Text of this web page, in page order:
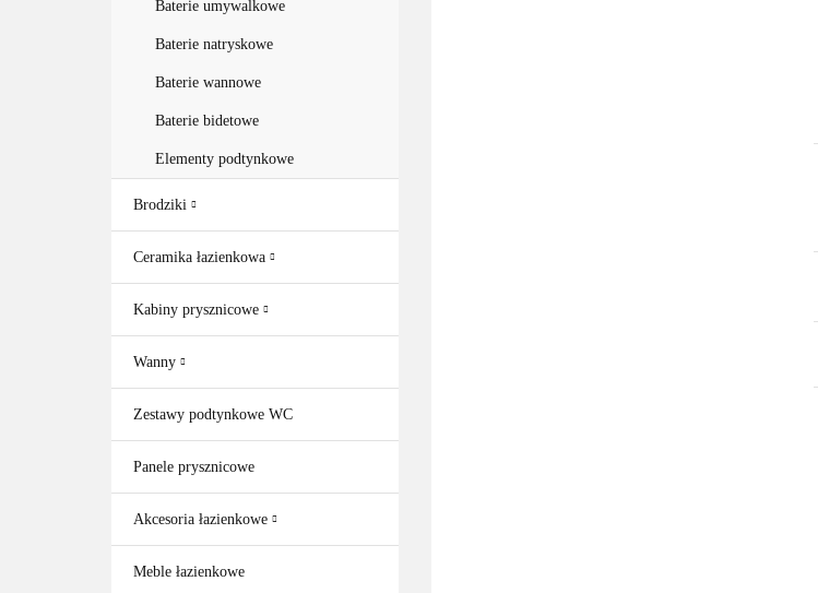
Baterie umywalkowe
Baterie natryskowe
Baterie wannowe
Baterie bidetowe
Elementy podtynkowe
Brodziki
Ceramika łazienkowa
Kabiny prysznicowe
Wanny
Zestawy podtynkowe WC
Panele prysznicowe
Akcesoria łazienkowe
Meble łazienkowe